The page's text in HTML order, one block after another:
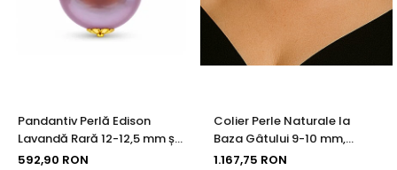
Pandantiv Perlă Edison
Lavandă Rară 12-12,5 mm și
Aur 14K (aur 585) |
592,90 RON
Colier Perle Naturale la
Baza Gâtului 9-10 mm,
Argint 925, Reglabil |
1.167,75 RON